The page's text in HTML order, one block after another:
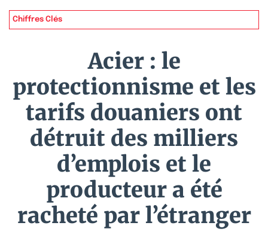
Chiffres Clés
Acier : le
protectionnisme et les
tarifs douaniers ont
détruit des milliers
d’emplois et le
producteur a été
racheté par l’étranger